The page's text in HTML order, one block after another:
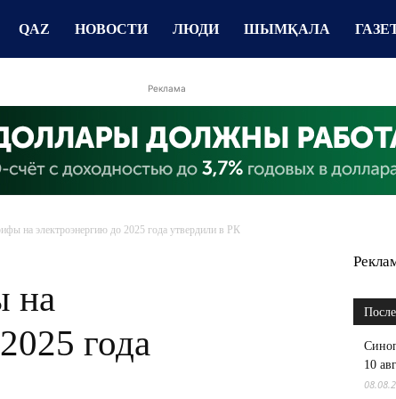
QAZ НОВОСТИ ЛЮДИ ШЫМҚАЛА
Реклама
на электроэнергию до 2025 года утвердили в РК
на
года
10